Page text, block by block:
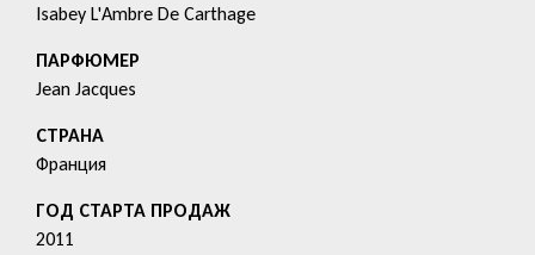
Isabey L'Ambre De Carthage
ПАРФЮМЕР
Jean Jacques
СТРАНА
Франция
ГОД СТАРТА ПРОДАЖ
2011